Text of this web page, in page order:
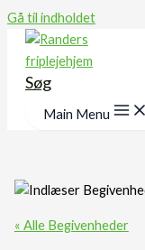
Gå til indholdet
Søg
Main Menu
« Alle Begivenheder